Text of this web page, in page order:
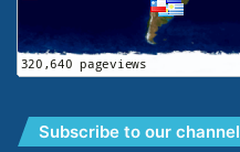
Subscribe to our channel